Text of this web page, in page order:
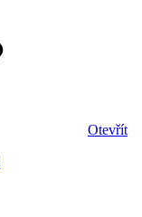
Otevřít